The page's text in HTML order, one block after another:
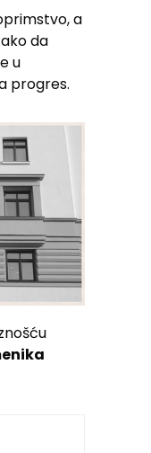
a
da
u
progres.